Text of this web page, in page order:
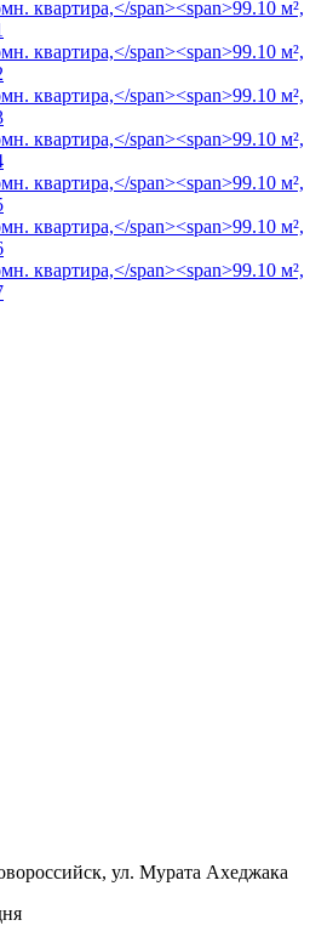
ул. Мурата Ахеджака